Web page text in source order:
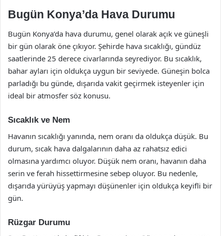
Bugün Konya’da Hava Durumu
Bugün Konya’da hava durumu, genel olarak açık ve güneşli
bir gün olarak öne çıkıyor. Şehirde hava sıcaklığı, gündüz
saatlerinde 25 derece civarlarında seyrediyor. Bu sıcaklık,
bahar ayları için oldukça uygun bir seviyede. Güneşin bolca
parladığı bu günde, dışarıda vakit geçirmek isteyenler için
ideal bir atmosfer söz konusu.
Sıcaklık ve Nem
Havanın sıcaklığı yanında, nem oranı da oldukça düşük. Bu
durum, sıcak hava dalgalarının daha az rahatsız edici
olmasına yardımcı oluyor. Düşük nem oranı, havanın daha
serin ve ferah hissettirmesine sebep oluyor. Bu nedenle,
dışarıda yürüyüş yapmayı düşünenler için oldukça keyifli bir
gün.
Rüzgar Durumu